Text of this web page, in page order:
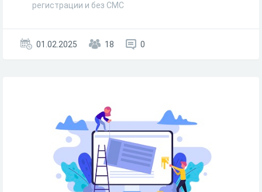
регистрации и без СМС
01.02.2025 18 0